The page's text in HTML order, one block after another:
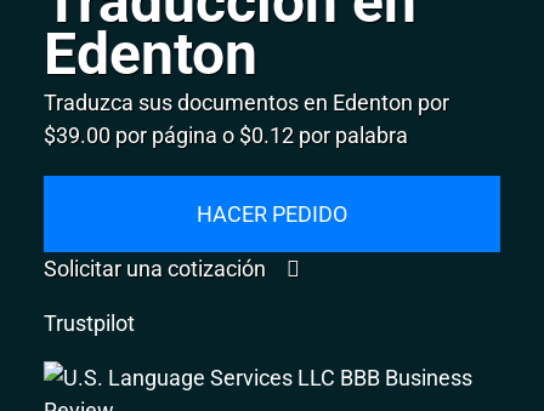
Edenton
Traduzca sus documentos en Edenton por
$39.00 por página o $0.12 por palabra
HACER PEDIDO
Solicitar una cotización
Trustpilot